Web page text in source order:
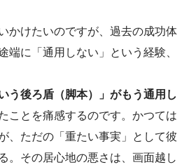
かけたいのですが、過去の成功体
端に「通用しない」という経験、
いう後ろ盾（脚本）」がもう通用し
ことを痛感するのです。かつては
、ただの「重たい事実」として彼
。その居心地の悪さは、画面越し